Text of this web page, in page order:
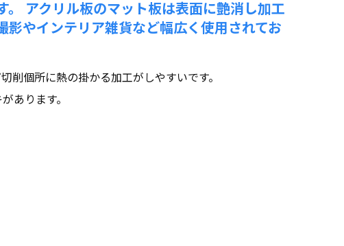
アクリル板のマット板は表面に艶消し加工
やインテリア雑貨など幅広く使用されてお
個所に熱の掛かる加工がしやすいです。
あります。